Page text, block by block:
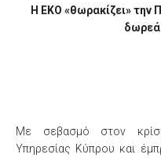
Η ΕΚΟ «θωρακίζει» την
δωρεά
Με σεβασμό στον
Υπηρεσίας Κύπρου και